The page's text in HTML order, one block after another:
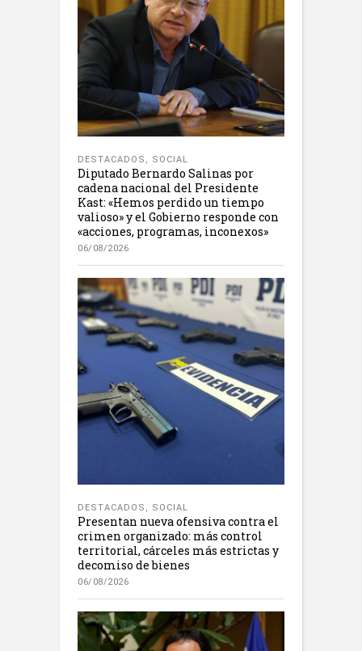
DESTACADOS , SOCIAL
Diputado Bernardo Salinas por
cadena nacional del Presidente
Kast: «Hemos perdido un tiempo
valioso» y el Gobierno responde con
«acciones, programas, inconexos»
06/08/2026
DESTACADOS , SOCIAL
Presentan nueva ofensiva contra el
crimen organizado: más control
territorial, cárceles más estrictas y
decomiso de bienes
06/08/2026